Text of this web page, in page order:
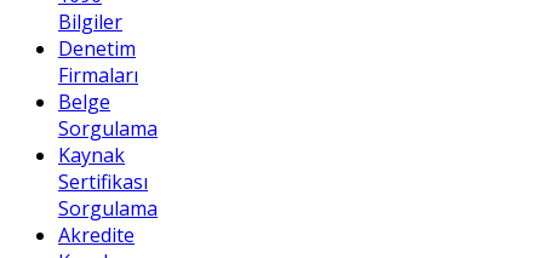
Bilgiler
Denetim
Firmaları
Belge
Sorgulama
Kaynak
Sertifikası
Sorgulama
Akredite